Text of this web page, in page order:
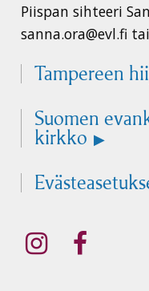
Piispan sihteeri
sanna.ora@evl.fi
Tampereen
Suomen
kirkko